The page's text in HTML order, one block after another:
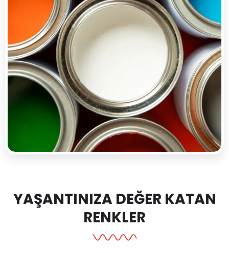
YAŞANTINIZA DEĞER KATAN
RENKLER